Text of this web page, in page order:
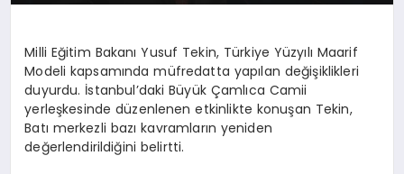
Milli Eğitim Bakanı Yusuf Tekin, Türkiye Yüzyılı Maarif
Modeli kapsamında müfredatta yapılan değişiklikleri
duyurdu. İstanbul’daki Büyük Çamlıca Camii
yerleşkesinde düzenlenen etkinlikte konuşan Tekin,
Batı merkezli bazı kavramların yeniden
değerlendirildiğini belirtti.